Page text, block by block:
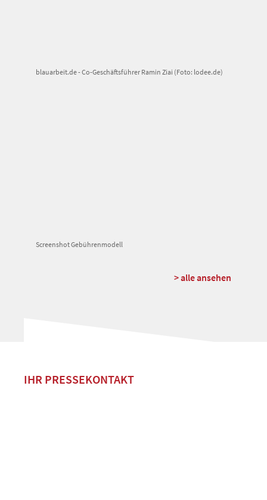
blauarbeit.de - Co-Geschäftsführer Ramin Ziai (Foto: lodee.de)
Screenshot Gebührenmodell
> alle ansehen
IHR PRESSEKONTAKT